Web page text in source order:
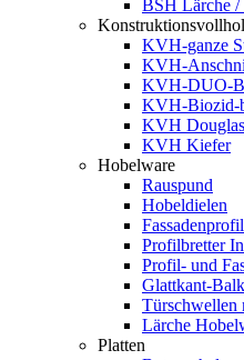
BSH Lärche
KVH-ganze
KVH-
KVH-DUO-
KVH-Biozid-
KVH
KVH Kiefer
Hobelware
Rauspund
Hobeldielen
Profilbretter
Profil- und
Glattkant-
Türschwellen
Lärche
Platten